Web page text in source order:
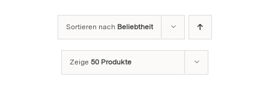
Sortieren nach Beliebtheit
Zeige 50 Produkte